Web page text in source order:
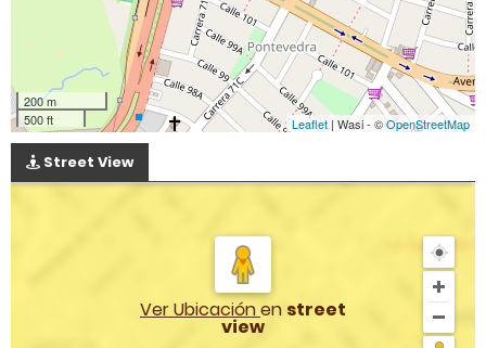
200 m
500 ft
Leaflet | Wasi - ©OpenStreetMap
Street View
Ver Ubicaciónen street
view